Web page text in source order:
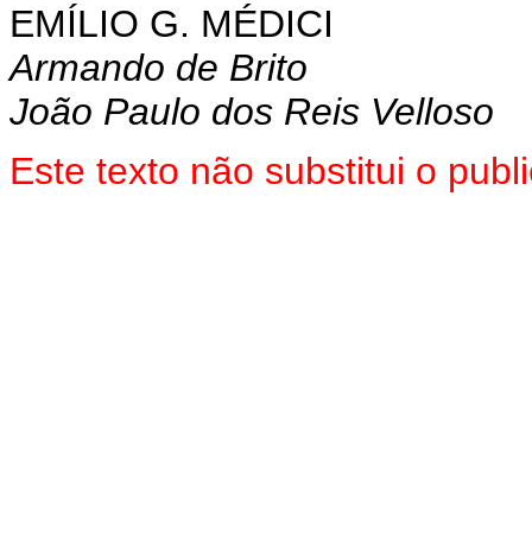
EMÍLIO G. MÉDICI
Armando de Brito
João Paulo dos Reis Velloso
Este texto não substitui o